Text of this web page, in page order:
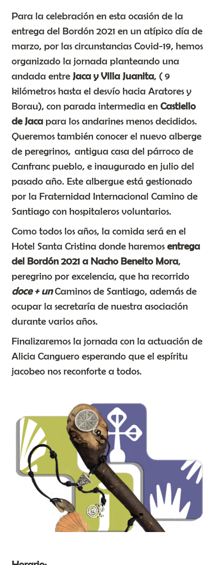
Para la celebración en esta ocasión de la
entrega del Bordón 2021 en un atípico día de
marzo, por las circunstancias Covid-19, hemos
organizado la jornada planteando una
andada entre Jaca y Villa Juanita, ( 9
kilómetros hasta el desvío hacia Aratores y
Borau), con parada intermedia en Castiello
de Jaca para los andarines menos decididos.
Queremos también conocer el nuevo alberge
de peregrinos, antigua casa del párroco de
Canfranc pueblo, e inaugurado en julio del
pasado año. Este albergue está gestionado
por la Fraternidad Internacional Camino de
Santiago con hospitaleros voluntarios.
Como todos los años, la comida será en el
Hotel Santa Cristina donde haremos entrega
del Bordón 2021 a Nacho Beneito Mora,
peregrino por excelencia, que ha recorrido
doce + un Caminos de Santiago, además de
ocupar la secretaría de nuestra asociación
durante varios años.
Finalizaremos la jornada con la actuación de
Alicia Canguero esperando que el espíritu
jacobeo nos reconforte a todos.